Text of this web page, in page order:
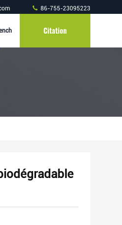
86-755-23095223
Citation